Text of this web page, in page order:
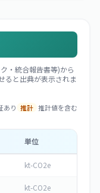
・統合報告書等)から
ると出典が表示されま
あり 推計 推計値を含む
単位
kt-CO2e
kt-CO2e